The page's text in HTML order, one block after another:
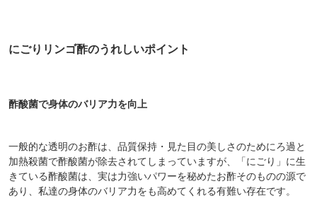
にごりリンゴ酢のうれしいポイント
酢酸菌で身体のバリア力を向上
一般的な透明のお酢は、品質保持・見た目の美しさのためにろ過と
加熱殺菌で酢酸菌が除去されてしまっていますが、「にごり」に生
きている酢酸菌は、実は力強いパワーを秘めたお酢そのものの源で
あり、私達の身体のバリア力をも高めてくれる有難い存在です。